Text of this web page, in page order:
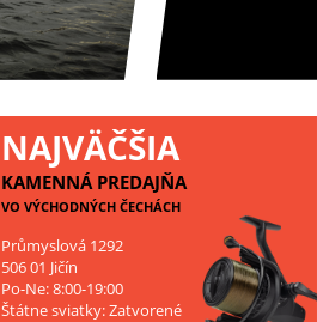
NAJVÄČŠIA
KAMENNÁ PREDAJŇA
VO VÝCHODNÝCH ČECHÁCH
Průmyslová 1292
506 01 Jičín
Po-Ne: 8:00-19:00
Štátne sviatky: Zatvorené